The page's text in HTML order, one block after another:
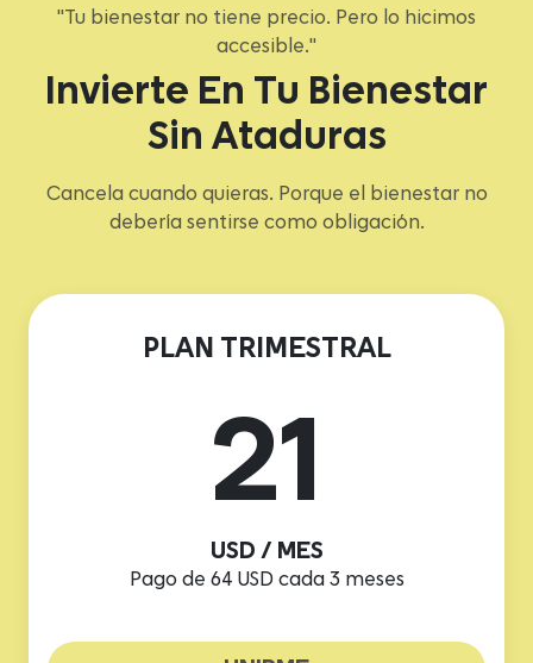
"Tu bienestar no tiene precio. Pero lo hicimos
accesible."
Invierte En Tu Bienestar
Sin Ataduras
Cancela cuando quieras. Porque el bienestar no
debería sentirse como obligación.
PLAN TRIMESTRAL
21
USD / MES
Pago de 64 USD cada 3 meses